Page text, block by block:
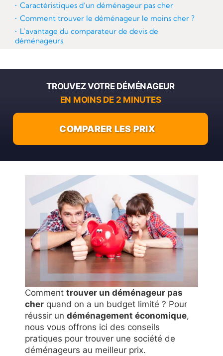
Comment trouver un déménageur pas
cher quand on a un budget limité ? Pour
réussir un déménagement économique,
nous vous offrons ici des conseils
pratiques pour trouver une société de
déménageurs au meilleur prix.
Caractéristiques d’un déménageur pas cher
Comment trouver le déménageur le moins cher ?
L’avantage du comparateur de devis de
déménageurs
TROUVEZ VOTRE DÉMÉNAGEUR
EN MOINS DE 2 MINUTES
COMPARER LES PRIX